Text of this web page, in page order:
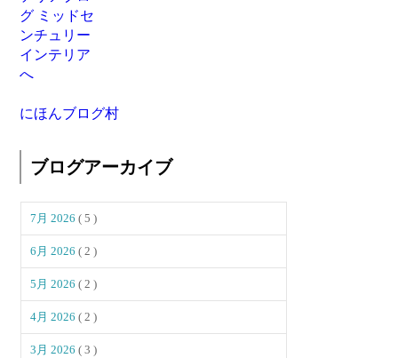
にほんブログ村
ブログアーカイブ
7月 2026( 5 )
6月 2026( 2 )
5月 2026( 2 )
4月 2026( 2 )
3月 2026( 3 )